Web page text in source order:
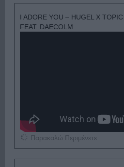
I ADORE YOU – HUGEL X
FEAT. DAECOLM
Παρακαλώ Περιμένετε...